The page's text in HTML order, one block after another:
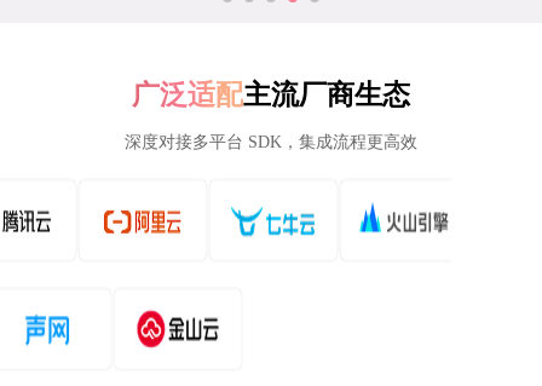
广泛适配主流厂商生态
深度对接多平台 SDK，集成流程更高效